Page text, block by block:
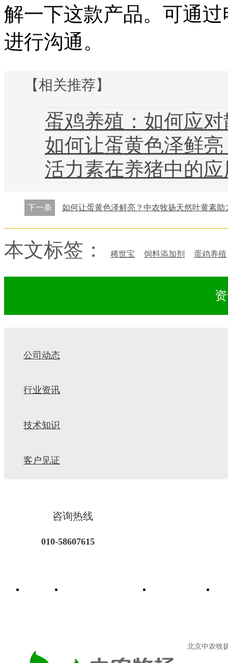
解一下这款产品。可通过
进行沟通。
【相关推荐】
蛋鸡养殖：如何应对散黄、腥
如何让蛋黄色泽鲜亮？中农牧扬
活力素在养猪中的应用：从肠
下一条 如何让蛋黄色泽鲜亮？中农牧扬天然叶黄素助
本文标签： 稀世宝 饲料添加剂 蛋鸡养殖
公司动态
行业资讯
技术知识
客户见证
咨询热线
010-58607615
北京中农牧